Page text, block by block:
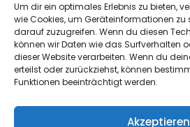
Um dir ein optimales Erlebnis zu bieten,
wie Cookies, um Geräteinformationen
darauf zuzugreifen. Wenn du diesen
können wir Daten wie das Surfverhalten
dieser Website verarbeiten. Wenn du
erteilst oder zurückziehst, können
Funktionen beeinträchtigt werden.
Akzeptieren